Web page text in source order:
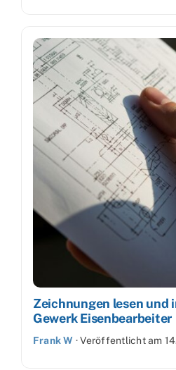
Zeichnungen lesen und
Gewerk Eisenbearbeiter
Frank W ·Veröffentlicht am